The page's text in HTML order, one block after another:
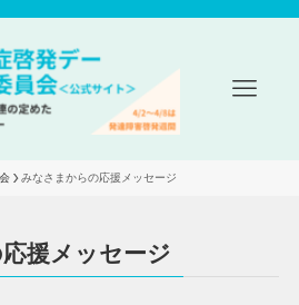
みなさまからの応援メッセージ
援メッセージ